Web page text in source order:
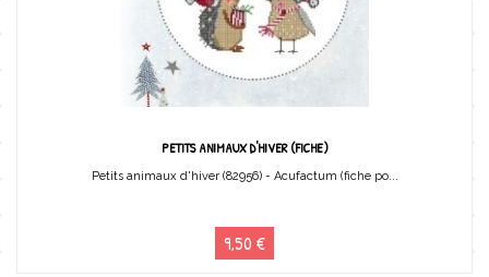
PETITS ANIMAUX D'HIVER (FICHE)
Petits animaux d'hiver (82956) - Acufactum (fiche po...
9,50 €